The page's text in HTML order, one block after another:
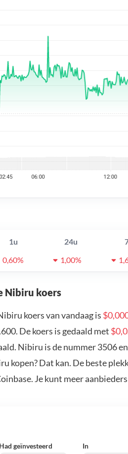
1u 24u
0,60%
1,00%
Nibiru koers
koers van vandaag is
De koers is gedaald met
Nibiru is de nummer 3506
kopen? Dat kan. De beste
Je kunt meer
Had geïnvesteerd In